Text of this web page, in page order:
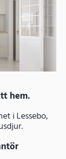
hem.
i Lessebo,